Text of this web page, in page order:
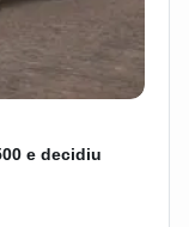
e decidiu